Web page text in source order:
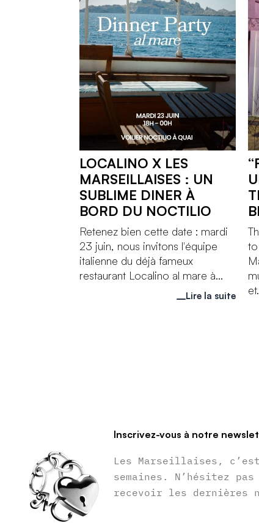
LOCALINO X LES
MARSEILLAISES : UN
SUBLIME DINER À
BORD DU NOCTILIO
Retenez bien cette date : mardi
23 juin, nous invitons l'équipe
italienne du déjà fameux
restaurant Localino al mare à...
Lire la suite
to
Inscrivez-vous à notre
Les Marseillaises,
semaines. N’hésitez
recevoir les dernières